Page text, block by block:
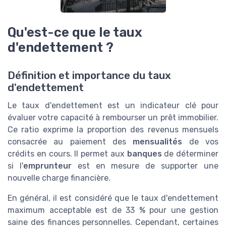
Qu'est-ce que le taux
d'endettement ?
Définition et importance du taux
d'endettement
Le taux d'endettement est un indicateur clé pour
évaluer votre capacité à rembourser un prêt immobilier.
Ce ratio exprime la proportion des revenus mensuels
consacrée au paiement des mensualités de vos
crédits en cours. Il permet aux banques de déterminer
si l'emprunteurest en mesure de supporter une
nouvelle charge financière.
En général, il est considéré que le taux d'endettement
maximum acceptable est de 33 % pour une gestion
saine des finances personnelles. Cependant, certaines